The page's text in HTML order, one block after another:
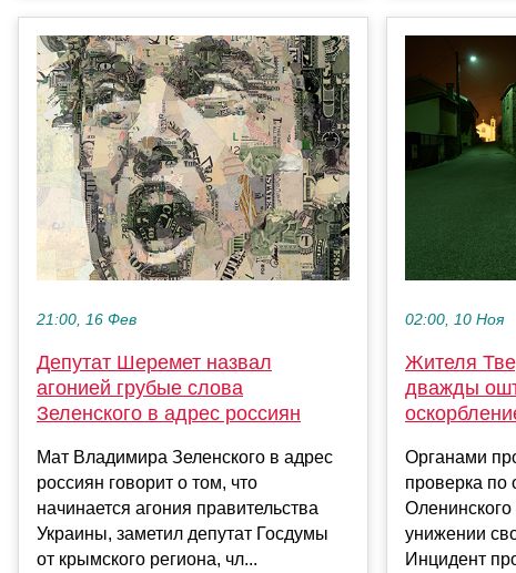
21:00, 16 Фев
Депутат Шеремет назвал
агонией грубые слова
Зеленского в адрес россиян
Мат Владимира Зеленского в адрес
россиян говорит о том, что
начинается агония правительства
Украины, заметил депутат Госдумы
от крымского региона, чл...
02:00, 10 Ноя
Жителя
дважды
Органами
проверка
унижении
Инцидент